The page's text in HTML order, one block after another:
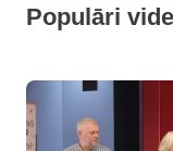
Populāri